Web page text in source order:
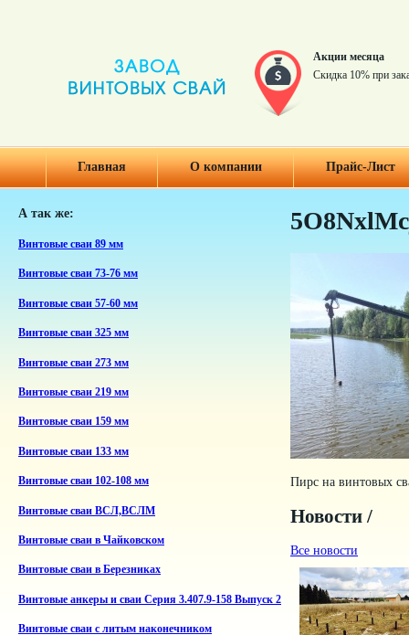
Акции месяца
Скидка 10% при
Главная О компании Прайс-Лист
А так же:
Винтовые сваи 89 мм
Винтовые сваи 73-76 мм
Винтовые сваи 57-60 мм
Винтовые сваи 325 мм
Винтовые сваи 273 мм
Винтовые сваи 219 мм
Винтовые сваи 159 мм
Винтовые сваи 133 мм
Винтовые сваи 102-108 мм
Винтовые сваи ВСЛ,ВСЛМ
Винтовые сваи в Чайковском
Винтовые сваи в Березниках
Винтовые анкеры и сваи Серия 3.407.9-158 Выпуск 2
Винтовые сваи с литым наконечником
Пирс на винтовых
Новости /
Все новости